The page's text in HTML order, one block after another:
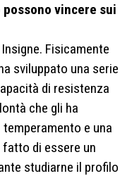
possono vincere sui
Fisicamente
sviluppato una serie
di resistenza
che gli ha
e una
di essere un
studiarne il profilo